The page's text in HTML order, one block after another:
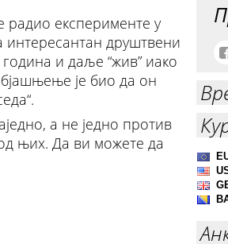
радио експерименте у
друштвени
и даље “жив” иако
је био да он
а не једно против
њих. Да ви можете да